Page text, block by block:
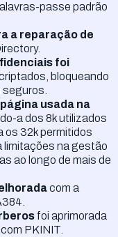
passe padrão
a reparação de
foi
bloqueando
usada na
a dos 8k utilizados
os 32k permitidos
limitações na gestão
ao longo de mais de
com a
foi aprimorada
PKINIT.